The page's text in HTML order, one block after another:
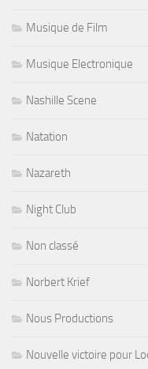
Musique de Film
Musique Electronique
Nashille Scene
Natation
Nazareth
Night Club
Non classé
Norbert Krief
Nous Productions
Nouvelle victoire pour